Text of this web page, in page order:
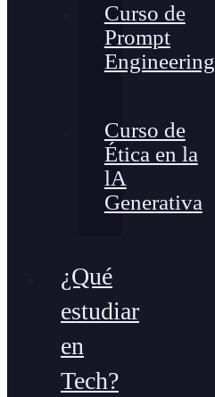
Curso de
Prompt
Engineering
Curso de
Ética en la
lA
Generativa
¿Qué
estudiar
en
Tech?